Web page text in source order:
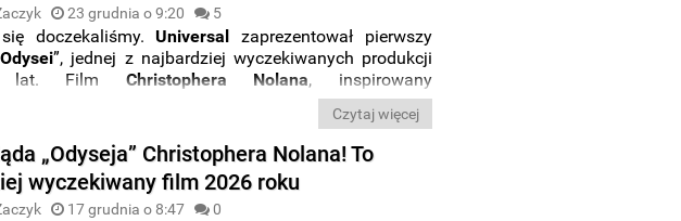
23 grudnia o 9:20 5
doczekaliśmy.Universal zaprezentował pierwszy
Odysei”, jednej z najbardziej wyczekiwanych produkcji
lat. Film Christophera Nolana, inspirowany
eposem, od miesięcy zapowiadany był jako
, które ponownie ma zdefiniować kino
Problem w tym, że…pierwsze reakcje widzów są
.
Czytaj więcej
„Odyseja” Christophera Nolana! To
wyczekiwany film 2026 roku
17 grudnia o 8:47 0